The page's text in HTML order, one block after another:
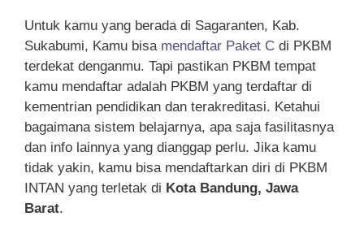
Untuk kamu yang berada di Sagaranten, Kab.
Sukabumi, Kamu bisa mendaftar Paket C di PKBM
terdekat denganmu. Tapi pastikan PKBM tempat
kamu mendaftar adalah PKBM yang terdaftar di
kementrian pendidikan dan terakreditasi. Ketahui
bagaimana sistem belajarnya, apa saja fasilitasnya
dan info lainnya yang dianggap perlu. Jika kamu
tidak yakin, kamu bisa mendaftarkan diri di PKBM
INTAN yang terletak di Kota Bandung, Jawa
Barat.